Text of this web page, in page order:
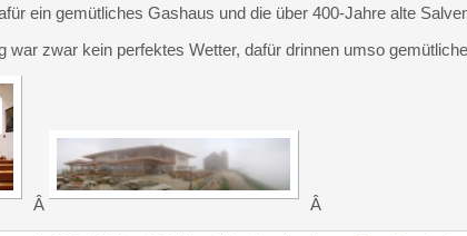
ein gemütliches Gashaus und die über 400-Jahre alte
war zwar kein perfektes Wetter, dafür drinnen umso
Â Â